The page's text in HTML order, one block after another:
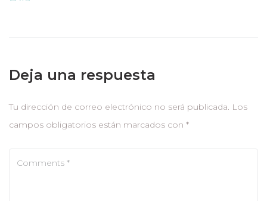
Deja una respuesta
Tu dirección de correo electrónico no será publicada. Los
campos obligatorios están marcados con *